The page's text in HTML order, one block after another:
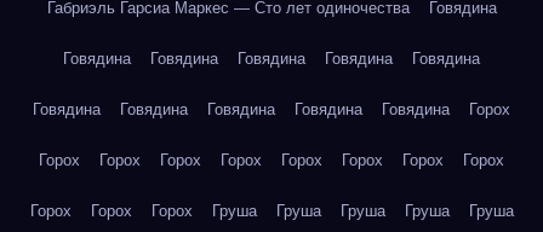
Габриэль Гарсиа Маркес — Сто лет одиночества Говядина
Говядина Говядина Говядина Говядина Говядина
Говядина Говядина Говядина Говядина Говядина Горох
Горох Горох Горох Горох Горох Горох Горох Горох
Горох Горох Горох Груша Груша Груша Груша Груша